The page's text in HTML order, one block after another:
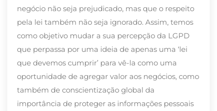
negócio não seja prejudicado, mas que o respeito
pela lei também não seja ignorado. Assim, temos
como objetivo mudar a sua percepção da LGPD
que perpassa por uma ideia de apenas uma ‘lei
que devemos cumprir’ para vê-la como uma
oportunidade de agregar valor aos negócios, como
também de conscientização global da
importância de proteger as informações pessoais